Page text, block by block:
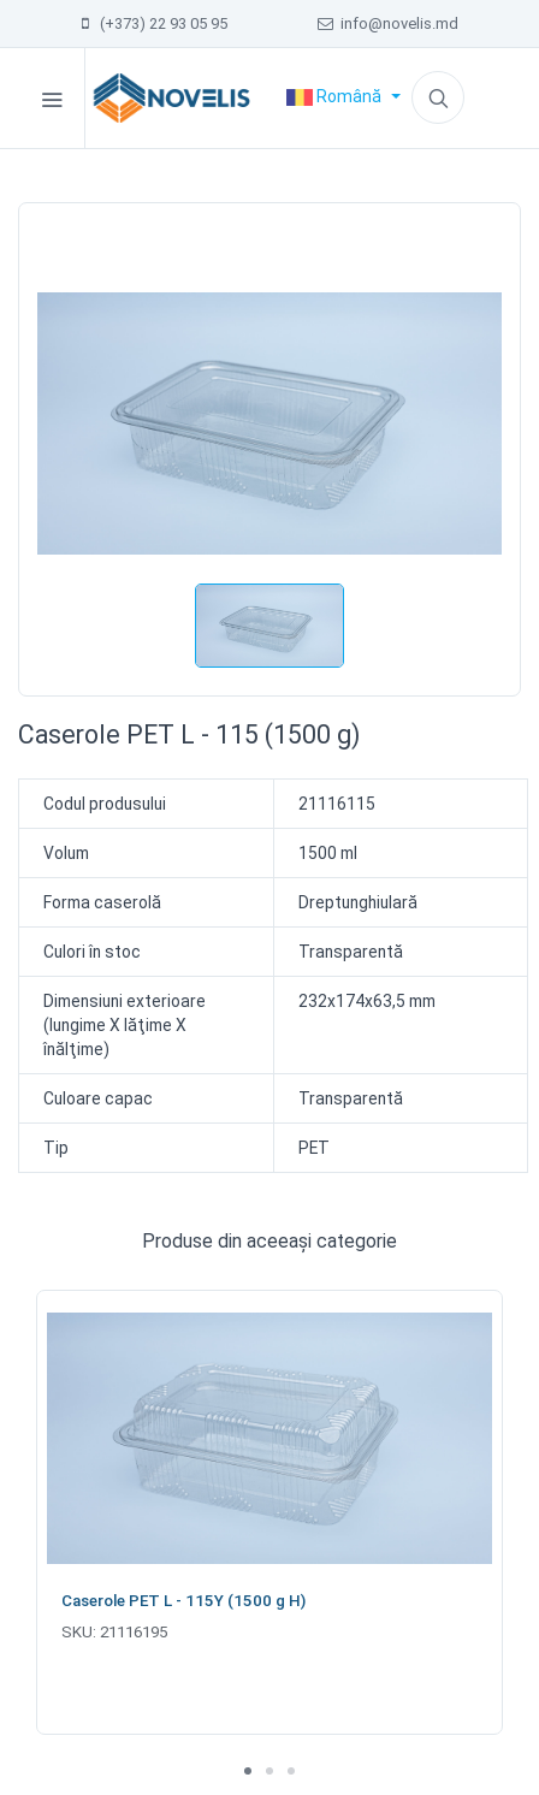
(+373) 22 93 05 95 info@novelis.md
Română
Caserole PET L - 115 (1500 g)
Codul produsului 21116115
Volum 1500 ml
Forma caserolă Dreptunghiulară
Culori în stoc Transparentă
Dimensiuni exterioare
(lungime X lăţime X
înălţime)
232x174x63,5 mm
Culoare capac Transparentă
Tip PET
Produse din aceeași categorie
Caserole PET L - 115Y (1500 g H)
SKU: 21116195